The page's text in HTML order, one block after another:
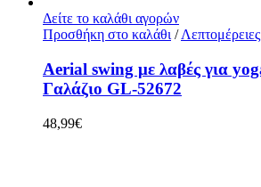
Δείτε το καλάθι αγορών
Προσθήκη στο καλάθι/Λεπτομέρειες
Aerial swing με λαβές για
Γαλάζιο GL-52672
48,99€